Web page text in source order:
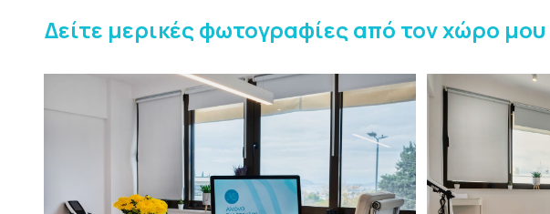
Δείτε μερικές φωτογραφίες από τον χώρο μου